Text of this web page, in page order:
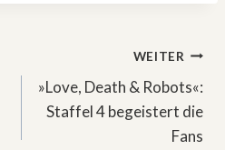
WEITER
»Love, Death & Robots«:
Staffel 4 begeistert die
Fans